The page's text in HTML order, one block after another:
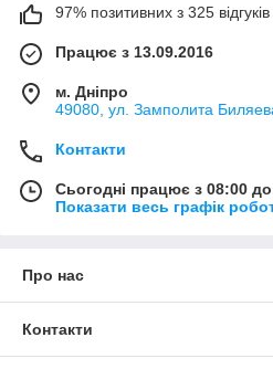
97% позитивних з 325 відгуків
Працює з 13.09.2016
м. Дніпро
49080, ул. Замполита
Контакти
Сьогодні працює з 08:00
Показати весь графік
Про нас
Контакти